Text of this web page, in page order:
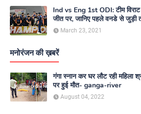
Ind vs Eng 1st ODI: टीम
जीत पर, जानिए पहले वनडे से जुड़ी
March 23, 2021
मनोरंजन की ख़बरें
गंगा स्नान कर घर लौट रही महिला
पर हुई मौत- ganga-river
August 04, 2022